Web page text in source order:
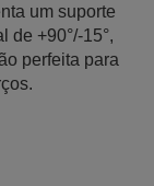
um suporte
de +90°/-15°,
perfeita para